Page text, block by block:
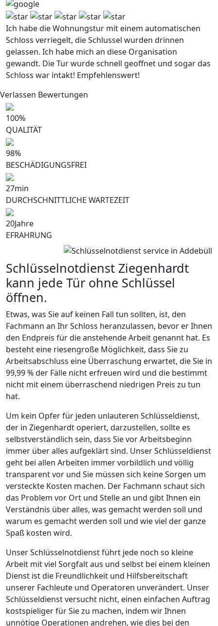
Ich habe die Wohnungstur mit einem automatischen
Schloss verriegelt, die Schlussel wurden drinnen
gelassen. Ich habe mich an diese Organisation
gewandt. Die Tur wurde schnell geoffnet und sogar das
Schloss war intakt! Empfehlenswert!
Verlassen Bewertungen
100%
QUALITÄT
98%
BESCHÄDIGUNGSFREI
27min
DURCHSCHNITTLICHE WARTEZEIT
20Jahre
EFRAHRUNG
Schlüsselnotdienst Ziegenhardt
kann jede Tür ohne Schlüssel
öffnen.
Etwas, was Sie auf keinen Fall tun sollten, ist, den
Fachmann an Ihr Schloss heranzulassen, bevor er Ihnen
den Endpreis für die anstehende Arbeit genannt hat. Es
besteht eine riesengroße Möglichkeit, dass Sie zu
Arbeitsabschluss eine Überraschung erwartet, die Sie in
99,99 % der Fälle nicht erfreuen wird und die bestimmt
nicht mit einem überraschend niedrigen Preis zu tun
hat.
Um kein Opfer für jeden unlauteren Schlüsseldienst,
der in Ziegenhardt operiert, darzustellen, sollte es
selbstverständlich sein, dass Sie vor Arbeitsbeginn
immer über alles aufgeklärt sind. Unser Schlüsseldienst
geht bei allen Arbeiten immer vorbildlich und völlig
transparent vor und Sie müssen sich keine Sorgen um
versteckte Kosten machen. Der Fachmann schaut sich
das Problem vor Ort und Stelle an und gibt Ihnen ein
Verständnis über alles, was gemacht werden soll und
warum es gemacht werden soll und wie viel der ganze
Spaß kosten wird.
Unser Schlüsselnotdienst führt jede noch so kleine
Arbeit mit viel Sorgfalt aus und selbst bei einem kleinen
Dienst ist die Freundlichkeit und Hilfsbereitschaft
unserer Fachleute und Operatoren unverändert. Unser
Schlüsseldienst versucht nicht, einen einfachen Auftrag
kostspieliger für Sie zu machen, indem wir Ihnen
unnötige Operationen andrehen, wie dies bei den